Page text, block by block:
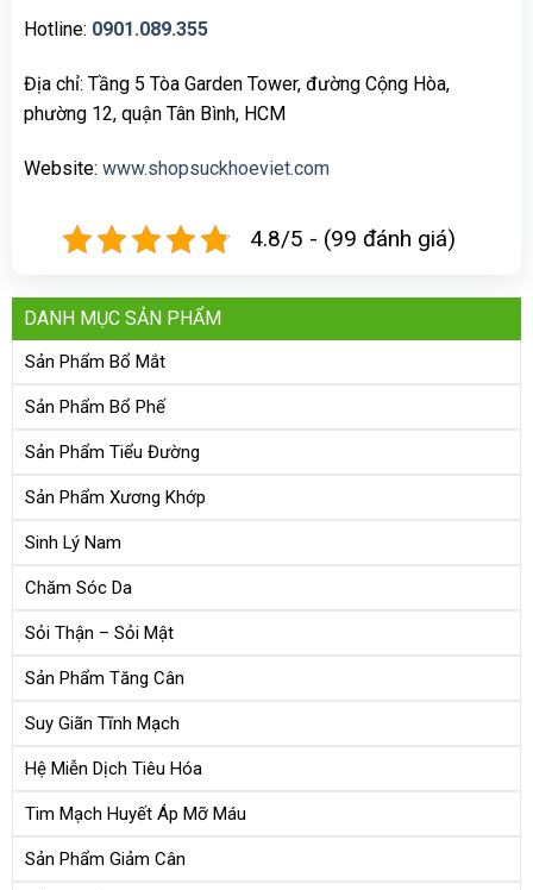
Hotline: 0901.089.355
Địa chỉ: Tầng 5 Tòa Garden Tower, đường Cộng Hòa,
phường 12, quận Tân Bình, HCM
Website: www.shopsuckhoeviet.com
4.8/5 - (99 đánh giá)
DANH MỤC SẢN PHẨM
Sản Phẩm Bổ Mắt
Sản Phẩm Bổ Phế
Sản Phẩm Tiểu Đường
Sản Phẩm Xương Khớp
Sinh Lý Nam
Chăm Sóc Da
Sỏi Thận – Sỏi Mật
Sản Phẩm Tăng Cân
Suy Giãn Tĩnh Mạch
Hệ Miễn Dịch Tiêu Hóa
Tim Mạch Huyết Áp Mỡ Máu
Sản Phẩm Giảm Cân